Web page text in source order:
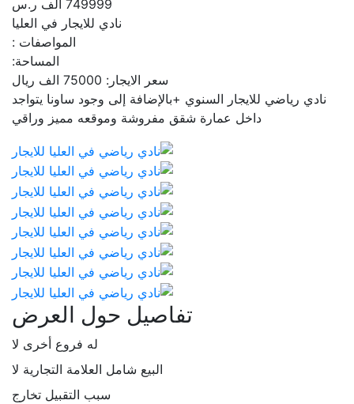
749999 ألف ر.س
نادي للايجار في العليا
المواصفات :
المساحة:
سعر الايجار: 75000 الف ريال
نادي رياضي للايجار السنوي +بالإضافة إلى وجود ساونا يتواجد
داخل عمارة شقق مفروشة وموقعه مميز وراقي
تفاصيل حول العرض
له فروع أخرى لا
البيع شامل العلامة التجارية لا
سبب التقبيل تخارج